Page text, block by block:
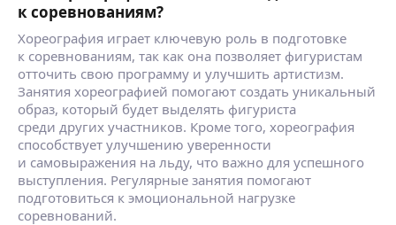
к соревнованиям?
Хореография играет ключевую роль в подготовке
к соревнованиям, так как она позволяет фигуристам
отточить свою программу и улучшить артистизм.
Занятия хореографией помогают создать уникальный
образ, который будет выделять фигуриста
среди других участников. Кроме того, хореография
способствует улучшению уверенности
и самовыражения на льду, что важно для успешного
выступления. Регулярные занятия помогают
подготовиться к эмоциональной нагрузке
соревнований.